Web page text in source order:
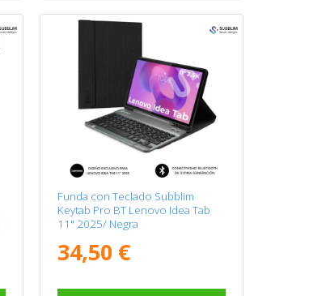
Funda con Teclado Subblim
Keytab Pro BT Lenovo Idea Tab
11" 2025/ Negra
34,50 €